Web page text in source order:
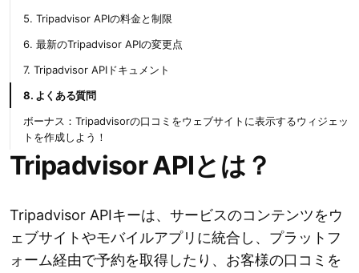
Tripadvisor APIとは？
Tripadvisor APIキーは、サービスのコンテンツをウ
ェブサイトやモバイルアプリに統合し、プラットフ
ォーム経由で予約を取得したり、お客様の口コミを
5. Tripadvisor APIの料金と制限
6. 最新のTripadvisor APIの変更点
7. Tripadvisor APIドキュメント
8. よくある質問
ボーナス：Tripadvisorの口コミをウェブサイトに表示するウィジェッ
トを作成しよう！